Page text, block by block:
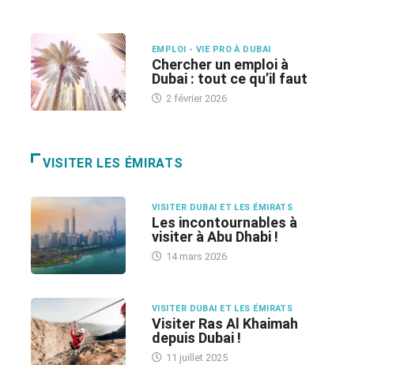
EMPLOI - VIE PRO À DUBAI
Chercher un emploi à
Dubai : tout ce qu’il faut
2 février 2026
VISITER LES ÉMIRATS
VISITER DUBAI ET LES ÉMIRATS
Les incontournables à
visiter à Abu Dhabi !
14 mars 2026
VISITER DUBAI ET LES ÉMIRATS
Visiter Ras Al Khaimah
depuis Dubai !
11 juillet 2025